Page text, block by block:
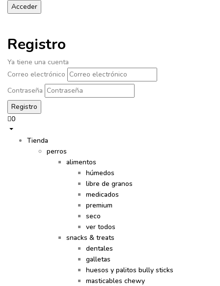
Registro
Ya tiene una cuenta
Correo electrónico
Contraseña
0
Tienda
perros
alimentos
húmedos
libre de granos
medicados
premium
seco
ver todos
snacks & treats
dentales
galletas
huesos y palitos bully sticks
masticables chewy